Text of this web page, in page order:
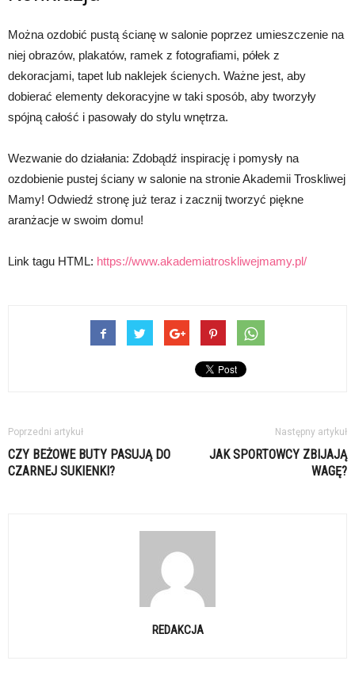
Można ozdobić pustą ścianę w salonie poprzez umieszczenie na
niej obrazów, plakatów, ramek z fotografiami, półek z
dekoracjami, tapet lub naklejek ścienych. Ważne jest, aby
dobierać elementy dekoracyjne w taki sposób, aby tworzyły
spójną całość i pasowały do stylu wnętrza.
Wezwanie do działania: Zdobądź inspirację i pomysły na
ozdobienie pustej ściany w salonie na stronie Akademii Troskliwej
Mamy! Odwiedź stronę już teraz i zacznij tworzyć piękne
aranżacje w swoim domu!
Link tagu HTML: https://www.akademiatroskliwejmamy.pl/
Poprzedni artykuł
CZY BEŻOWE BUTY PASUJĄ DO
CZARNEJ SUKIENKI?
Następny artykuł
JAK SPORTOWCY ZBIJAJĄ
WAGĘ?
REDAKCJA